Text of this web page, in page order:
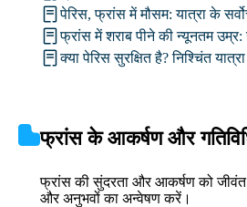
पेरिस, फ्रांस में मौसम: यात्रा के
फ्रांस में शराब पीने की न्यूनतम
क्या पेरिस सुरक्षित है? निश्चिंत
फ्रांस के आकर्षण और
फ्रांस की सुंदरता और आकर्षण को
और अनुभवों का अन्वेषण करें।